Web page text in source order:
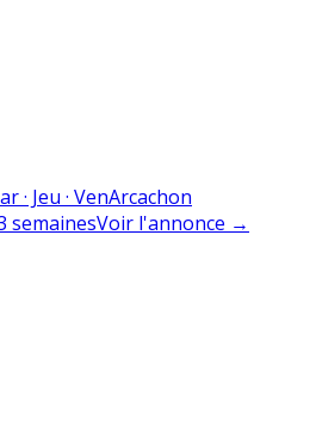
· Jeu · VenArcachon
semainesVoir l'annonce →